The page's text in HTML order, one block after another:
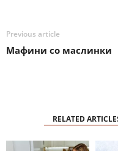
Previous article
Мафини со маслинки
RELATED